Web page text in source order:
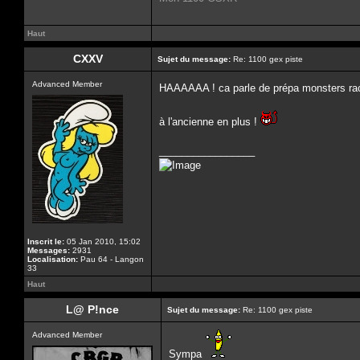
Haut
CXXV Sujet du message: Re: 1100 gex piste
Advanced Member
Inscrit le: 05 Jan 2010, 15:02
Messages: 2931
Localisation: Pau 64 - Langon
33
HAAAAAA ! ca parle de prépa monsters
à l'ancienne en plus !
Haut
L@ P!nce Sujet du message: Re: 1100 gex piste
Advanced Member
Sympa